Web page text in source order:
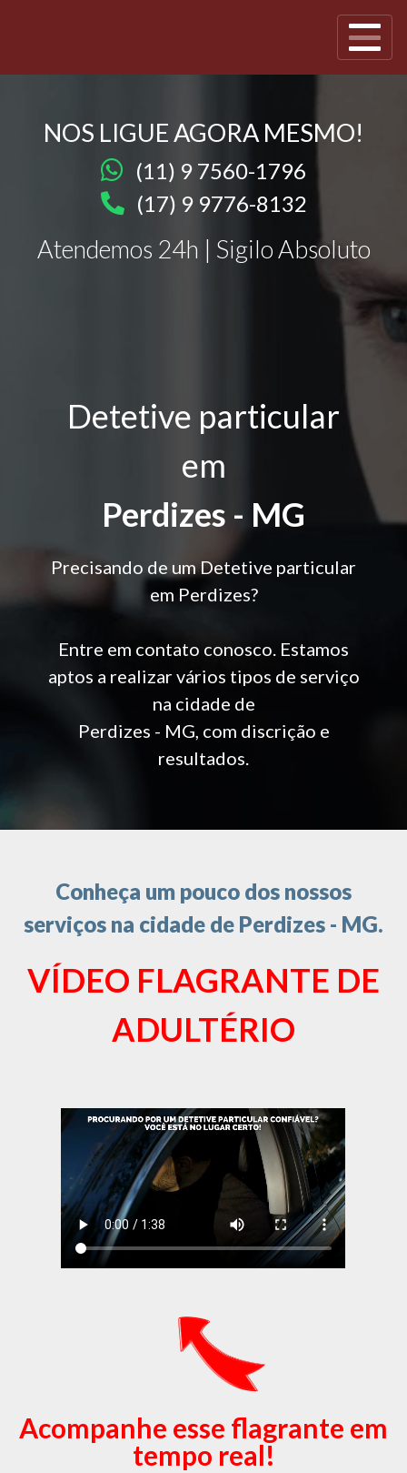
NOS LIGUE AGORA MESMO!
(11) 9 7560-1796
(17) 9 9776-8132
Atendemos 24h | Sigilo Absoluto
Detetive particular
em
Perdizes - MG
Precisando de um Detetive particular
em Perdizes?
Entre em contato conosco. Estamos
aptos a realizar vários tipos de serviço
na cidade de
Perdizes - MG, com discrição e
resultados.
Conheça um pouco dos nossos
serviços na cidade de Perdizes - MG.
VÍDEO FLAGRANTE DE
ADULTÉRIO
Acompanhe esse flagrante em
tempo real!